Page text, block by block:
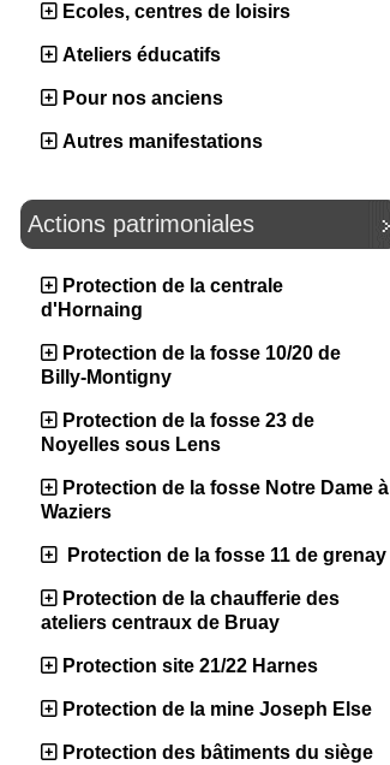
Ecoles, centres de loisirs
Ateliers éducatifs
Pour nos anciens
Autres manifestations
Actions patrimoniales
Protection de la centrale
d'Hornaing
Protection de la fosse 10/20 de
Billy-Montigny
Protection de la fosse 23 de
Noyelles sous Lens
Protection de la fosse Notre Dame à
Waziers
Protection de la fosse 11 de grenay
Protection de la chaufferie des
ateliers centraux de Bruay
Protection site 21/22 Harnes
Protection de la mine Joseph Else
Protection des bâtiments du siège